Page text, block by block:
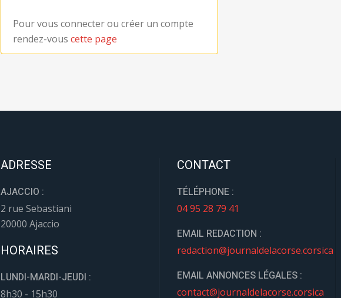
Pour vous connecter ou créer un compte
rendez-vous cette page
ADRESSE
AJACCIO :
2 rue Sebastiani
20000 Ajaccio
HORAIRES
LUNDI-MARDI-JEUDI :
8h30 - 15h30
CONTACT
TÉLÉPHONE :
04 95 28 79 41
EMAIL REDACTION :
redaction@journaldelacorse.corsica
EMAIL ANNONCES LÉGALES :
contact@journaldelacorse.corsica